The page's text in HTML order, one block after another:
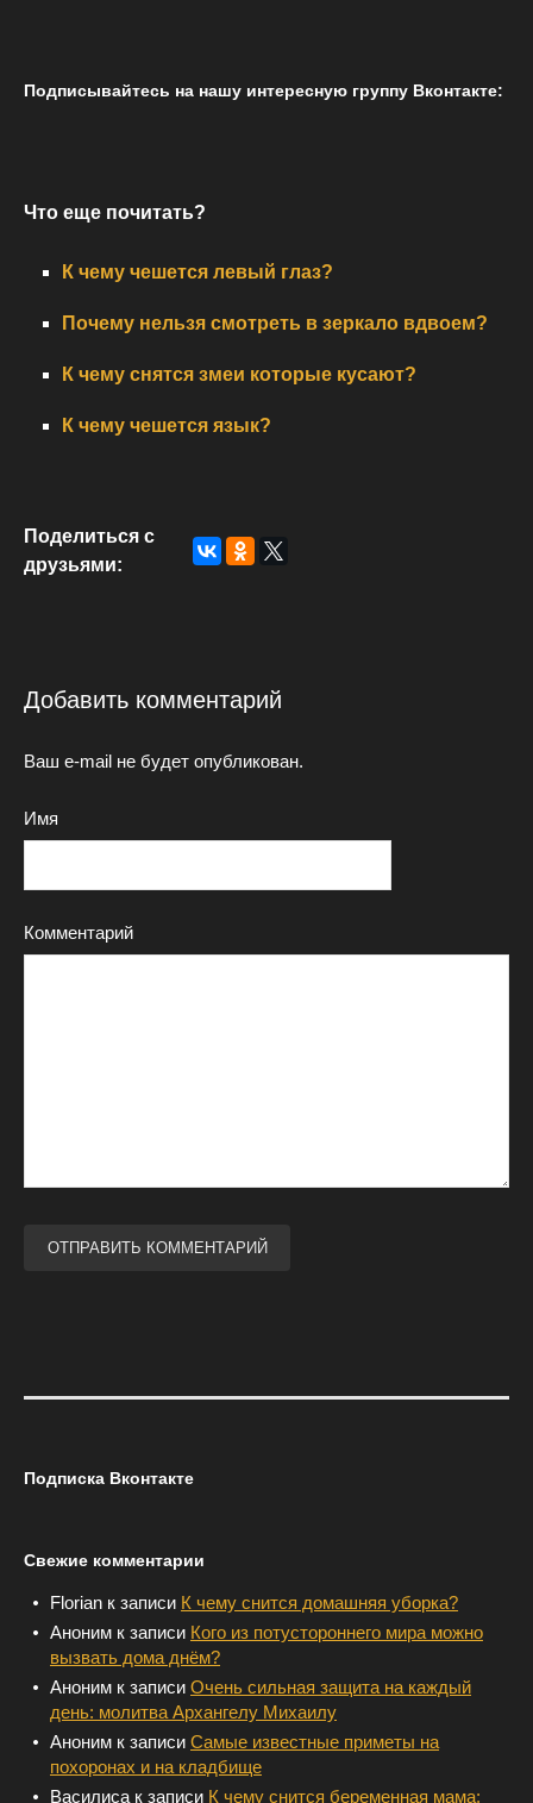
Подписывайтесь на нашу интересную группу Вконтакте:
Что еще почитать?
К чему чешется левый глаз?
Почему нельзя смотреть в зеркало вдвоем?
К чему снятся змеи которые кусают?
К чему чешется язык?
Поделиться с
друзьями:
Добавить комментарий
Ваш e-mail не будет опубликован.
Имя
Комментарий
Подписка Вконтакте
Свежие комментарии
Florian к записи К чему снится домашняя уборка?
Аноним к записи Кого из потустороннего мира можно
вызвать дома днём?
Аноним к записи Очень сильная защита на каждый
день: молитва Архангелу Михаилу
Аноним к записи Самые известные приметы на
похоронах и на кладбище
Василиса к записи К чему снится беременная мама: